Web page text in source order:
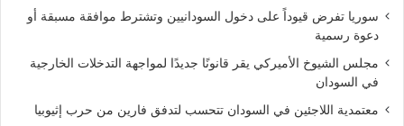
سوريا تفرض قيوداً على دخول السودانيين وتشترط موافقة مسبقة أو
دعوة رسمية
مجلس الشيوخ الأميركي يقر قانونًا جديدًا لمواجهة التدخلات الخارجية
في السودان
معتمدية اللاجئين في السودان تتحسب لتدفق فارين من حرب إثيوبيا